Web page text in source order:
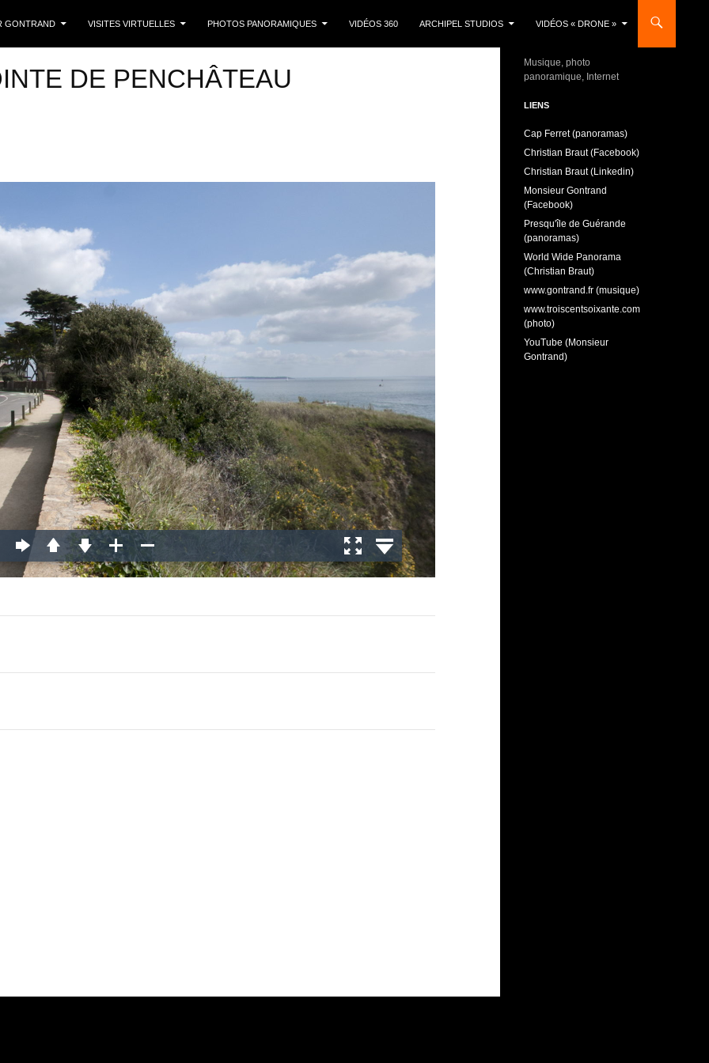
GONTRAND
VISITES VIRTUELLES PHOTOS PANORAMIQUES VIDÉOS 360 ARCHIPEL STUDIOS VIDÉOS « DRONE »
DE PENCHÂTEAU
Musique, photo
panoramique, Internet
LIENS
Cap Ferret (panoramas)
Christian Braut (Facebook)
Christian Braut (Linkedin)
Monsieur Gontrand
(Facebook)
Presqu'île de Guérande
(panoramas)
World Wide Panorama
(Christian Braut)
www.gontrand.fr (musique)
www.troiscentsoixante.com
(photo)
YouTube (Monsieur
Gontrand)